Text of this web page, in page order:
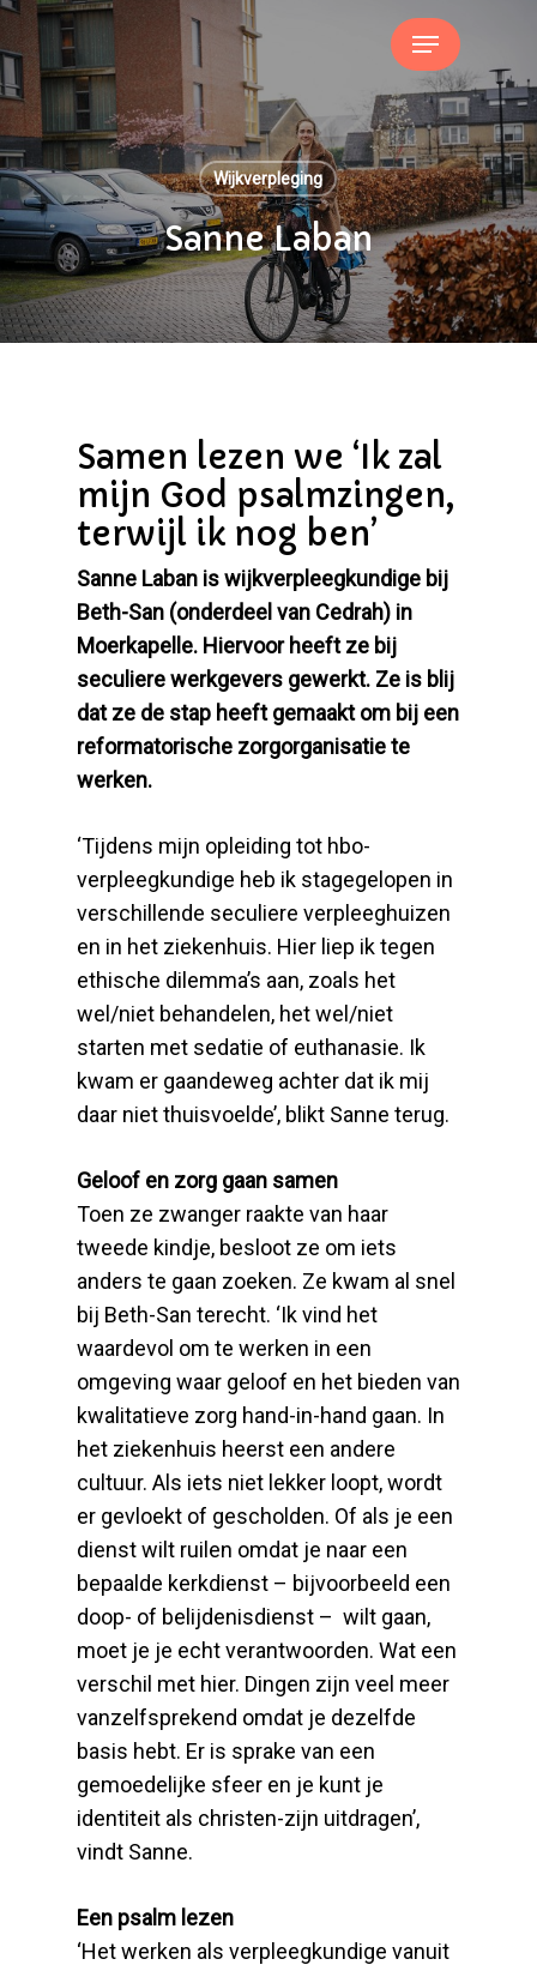
Skip
to
main
content
Menu
Wijkverpleging
Sanne Laban
Samen lezen we ‘Ik zal
mijn God psalmzingen,
terwijl ik nog ben’
Sanne Laban is wijkverpleegkundige bij
Beth-San (onderdeel van Cedrah) in
Moerkapelle. Hiervoor heeft ze bij
seculiere werkgevers gewerkt. Ze is blij
dat ze de stap heeft gemaakt om bij een
reformatorische zorgorganisatie te
werken.
‘Tijdens mijn opleiding tot hbo-
verpleegkundige heb ik stagegelopen in
verschillende seculiere verpleeghuizen
en in het ziekenhuis. Hier liep ik tegen
ethische dilemma’s aan, zoals het
wel/niet behandelen, het wel/niet
starten met sedatie of euthanasie. Ik
kwam er gaandeweg achter dat ik mij
daar niet thuisvoelde’, blikt Sanne terug.
Geloof en zorg gaan samen
Toen ze zwanger raakte van haar
tweede kindje, besloot ze om iets
anders te gaan zoeken. Ze kwam al snel
bij Beth-San terecht. ‘Ik vind het
waardevol om te werken in een
omgeving waar geloof en het bieden van
kwalitatieve zorg hand-in-hand gaan. In
het ziekenhuis heerst een andere
cultuur. Als iets niet lekker loopt, wordt
er gevloekt of gescholden. Of als je een
dienst wilt ruilen omdat je naar een
bepaalde kerkdienst – bijvoorbeeld een
doop- of belijdenisdienst – wilt gaan,
moet je je echt verantwoorden. Wat een
verschil met hier. Dingen zijn veel meer
vanzelfsprekend omdat je dezelfde
basis hebt. Er is sprake van een
gemoedelijke sfeer en je kunt je
identiteit als christen-zijn uitdragen’,
vindt Sanne.
Een psalm lezen
‘Het werken als verpleegkundige vanuit